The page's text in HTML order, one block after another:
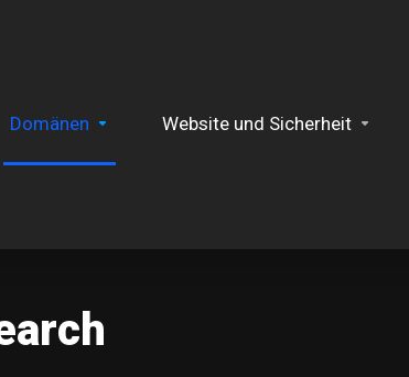
Domänen Website und Sicherheit